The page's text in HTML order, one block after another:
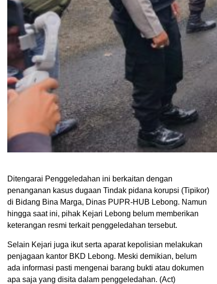
Ditengarai Penggeledahan ini berkaitan dengan
penanganan kasus dugaan Tindak pidana korupsi (Tipikor)
di Bidang Bina Marga, Dinas PUPR-HUB Lebong. Namun
hingga saat ini, pihak Kejari Lebong belum memberikan
keterangan resmi terkait penggeledahan tersebut.
Selain Kejari juga ikut serta aparat kepolisian melakukan
penjagaan kantor BKD Lebong. Meski demikian, belum
ada informasi pasti mengenai barang bukti atau dokumen
apa saja yang disita dalam penggeledahan. (Act)